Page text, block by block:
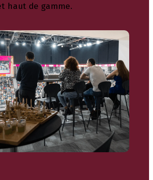
haut de gamme.